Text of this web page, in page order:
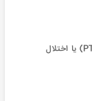
اختلال استرس پس از حادثه يا سانحه (PTSD) یا اختلال